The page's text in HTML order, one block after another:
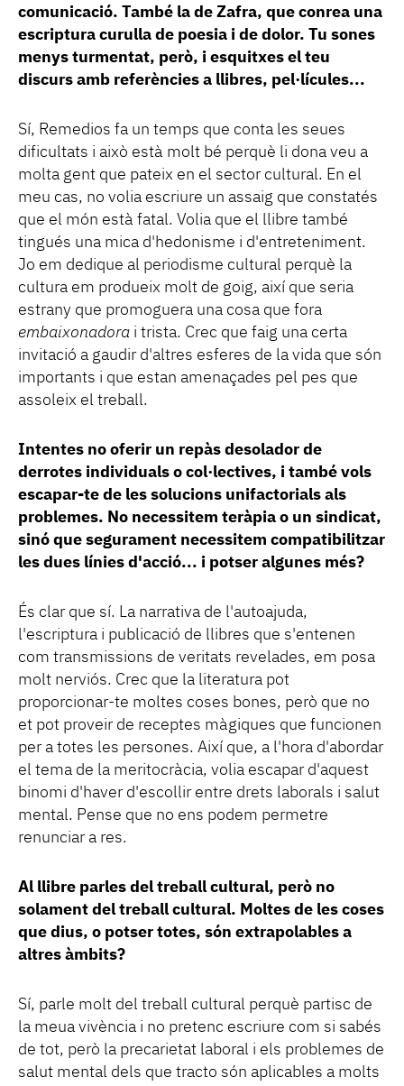
comunicació. També la de Zafra, que conrea una
escriptura curulla de poesia i de dolor. Tu sones
menys turmentat, però, i esquitxes el teu
discurs amb referències a llibres, pel·lícules...
Sí, Remedios fa un temps que conta les seues
dificultats i això està molt bé perquè li dona veu a
molta gent que pateix en el sector cultural. En el
meu cas, no volia escriure un assaig que constatés
que el món està fatal. Volia que el llibre també
tingués una mica d'hedonisme i d'entreteniment.
Jo em dedique al periodisme cultural perquè la
cultura em produeix molt de goig, així que seria
estrany que promoguera una cosa que fora
embaixonadora i trista. Crec que faig una certa
invitació a gaudir d'altres esferes de la vida que són
importants i que estan amenaçades pel pes que
assoleix el treball.
Intentes no oferir un repàs desolador de
derrotes individuals o col·lectives, i també vols
escapar-te de les solucions unifactorials als
problemes. No necessitem teràpia o un sindicat,
sinó que segurament necessitem compatibilitzar
les dues línies d'acció... i potser algunes més?
És clar que sí. La narrativa de l'autoajuda,
l'escriptura i publicació de llibres que s'entenen
com transmissions de veritats revelades, em posa
molt nerviós. Crec que la literatura pot
proporcionar-te moltes coses bones, però que no
et pot proveir de receptes màgiques que funcionen
per a totes les persones. Així que, a l'hora d'abordar
el tema de la meritocràcia, volia escapar d'aquest
binomi d'haver d'escollir entre drets laborals i salut
mental. Pense que no ens podem permetre
renunciar a res.
Al llibre parles del treball cultural, però no
solament del treball cultural. Moltes de les coses
que dius, o potser totes, són extrapolables a
altres àmbits?
Sí, parle molt del treball cultural perquè partisc de
la meua vivència i no pretenc escriure com si sabés
de tot, però la precarietat laboral i els problemes de
salut mental dels que tracto són aplicables a molts